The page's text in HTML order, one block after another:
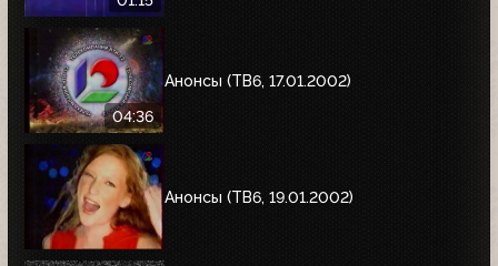
04:36
Анонсы (ТВ6, 17.01.2002)
Анонсы (ТВ6, 19.01.2002)